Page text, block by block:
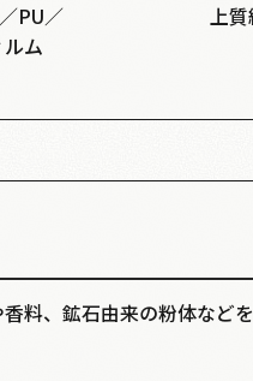
PU／
ム
上
料、鉱石由来の粉体など